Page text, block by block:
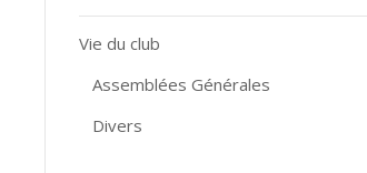
Vie du club
Assemblées Générales
Divers